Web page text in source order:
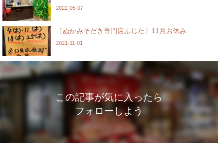
2022-05-07
〔ぬかみそだき専門店ふじた〕11月お休み
2021-11-01
この記事が気に入ったら
フォローしよう